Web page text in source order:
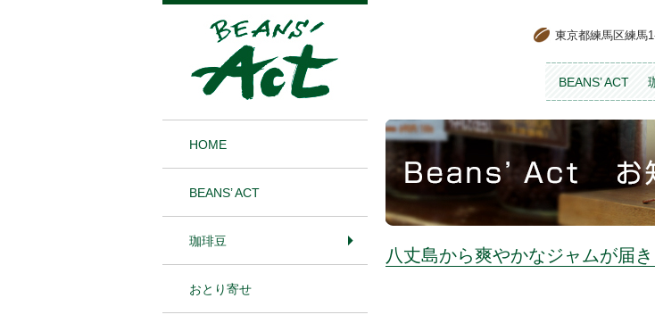
東京都練馬区練馬
BEANS’ ACT
八丈島から爽やかなジャムが届き
HOME
BEANS’ ACT
珈琲豆
おとり寄せ